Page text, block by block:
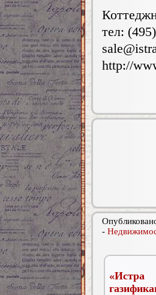
тел:
http://
-
«Истра